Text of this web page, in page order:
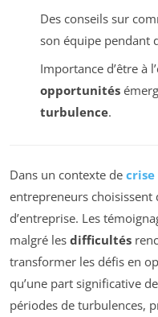
Des conseils sur
son équipe pendant
Importance d’être à
opportunités
turbulence.
Dans un contexte de
entrepreneurs choisissent
d’entreprise. Les
malgré les difficultés
transformer les défis en
qu’une part significative
périodes de turbulences,